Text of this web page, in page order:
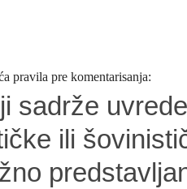
pravila pre komentarisanja:
sadrže
ili